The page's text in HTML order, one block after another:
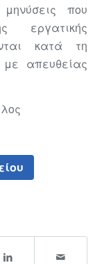
που
εργατικής
κατά τη
απευθείας